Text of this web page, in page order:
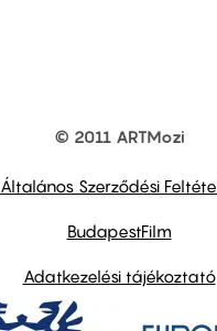
© 2011 ARTMozi
Általános Szerződési
BudapestFilm
Adatkezelési tájékoztató